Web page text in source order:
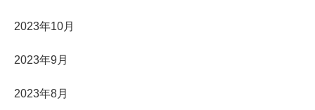
2023年10月
2023年9月
2023年8月